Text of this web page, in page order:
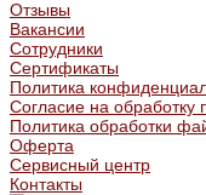
Отзывы
Вакансии
Сотрудники
Сертификаты
Политика
Согласие на
Политика обработки
Оферта
Сервисный центр
Контакты